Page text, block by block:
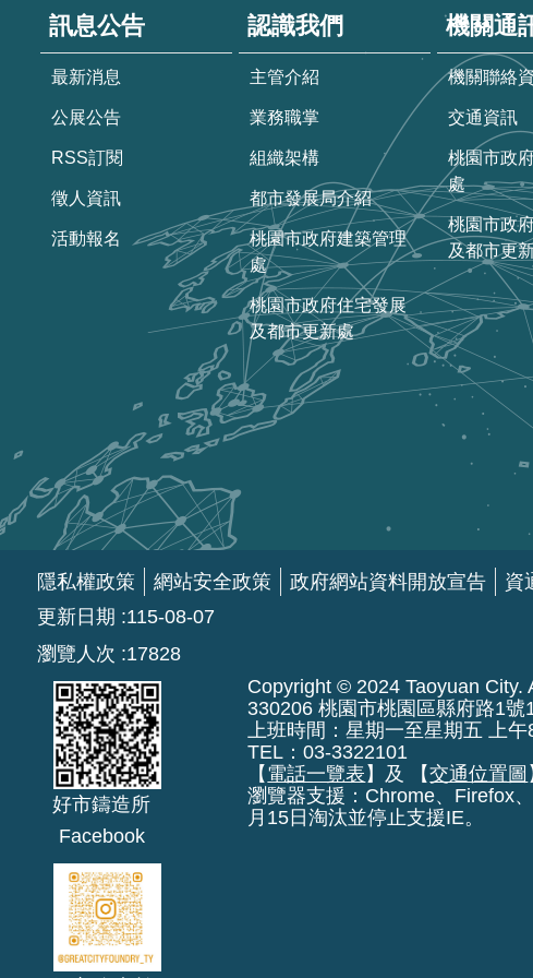
訊息公告
最新消息
公展公告
RSS訂閱
徵人資訊
活動報名
認識我們
主管介紹
業務職掌
組織架構
都市發展局介紹
桃園市政府建築管理
處
桃園市政府住宅發展
及都市更新處
機關通
機關聯絡
交通資訊
桃園市政
處
桃園市政
及都市更
隱私權政策 網站安全政策 政府網站資料開放宣告
資
更新日期 115-08-07
瀏覽人次
17828
好市鑄造所
Facebook
Copyright © 2024 Taoyuan City.
330206 桃園市桃園區縣府路1號
上班時間：星期一至星期五 上
TEL：03-3322101
【 電話一覽表 】及 【交通位置圖
瀏覽器支援：Chrome、Firefox
月15日淘汰並停止支援IE。